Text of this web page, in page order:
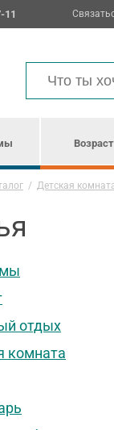
11
Возраст
/ Детская
отдых
комната